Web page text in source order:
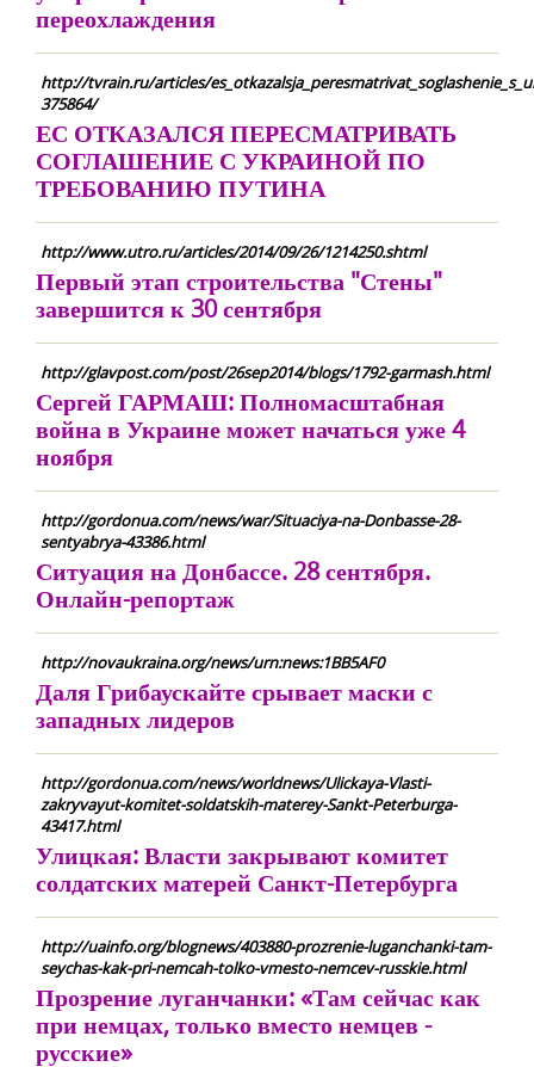
переохлаждения
http://tvrain.ru/articles/
375864/
ЕС ОТКАЗАЛСЯ ПЕРЕСМАТРИВАТЬ
СОГЛАШЕНИЕ С УКРАИНОЙ ПО
ТРЕБОВАНИЮ ПУТИНА
http://www.utro.ru/articles/2014/09/26/1214250.shtml
Первый этап строительства "Стены"
завершится к 30 сентября
http://glavpost.com/post/26sep2014/blogs/1792-garmash.html
Сергей ГАРМАШ: Полномасштабная
война в Украине может начаться уже 4
ноября
http://gordonua.com/news/war/Situaciya-na-Donbasse-28-
sentyabrya-43386.html
Ситуация на Донбассе. 28 сентября.
Онлайн-репортаж
http://novaukraina.org/news/urn:news:1BB5AF0
Даля Грибаускайте срывает маски с
западных лидеров
http://gordonua.com/news/worldnews/Ulickaya-Vlasti-
zakryvayut-komitet-soldatskih-materey-Sankt-Peterburga-
43417.html
Улицкая: Власти закрывают комитет
солдатских матерей Санкт-Петербурга
http://uainfo.org/blognews/403880-prozrenie-luganchanki-tam-
seychas-kak-pri-nemcah-tolko-vmesto-nemcev-russkie.html
Прозрение луганчанки: «Там сейчас как
при немцах, только вместо немцев -
русские»